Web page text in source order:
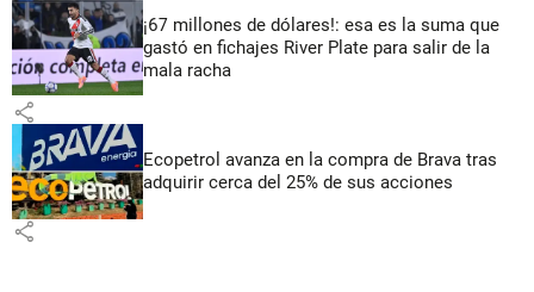
¡67 millones de dólares!: esa es la suma que
gastó en fichajes River Plate para salir de la
mala racha
share
Ecopetrol avanza en la compra de Brava tras
adquirir cerca del 25% de sus acciones
share